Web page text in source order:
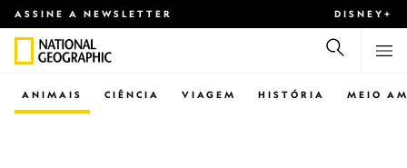
ASSINE A NEWSLETTER DISNEY+
CIÊNCIA VIAGEM
ANIMAIS HISTÓRIA MEIO